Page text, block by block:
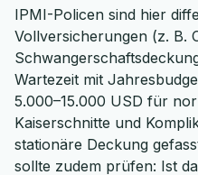
IPMI-Policen sind hier
Vollversicherungen (z. B.
Wartezeit mit
5.000–15.000 USD für
Kaiserschnitte und
stationäre Deckung
sollte zudem prüfen: Ist